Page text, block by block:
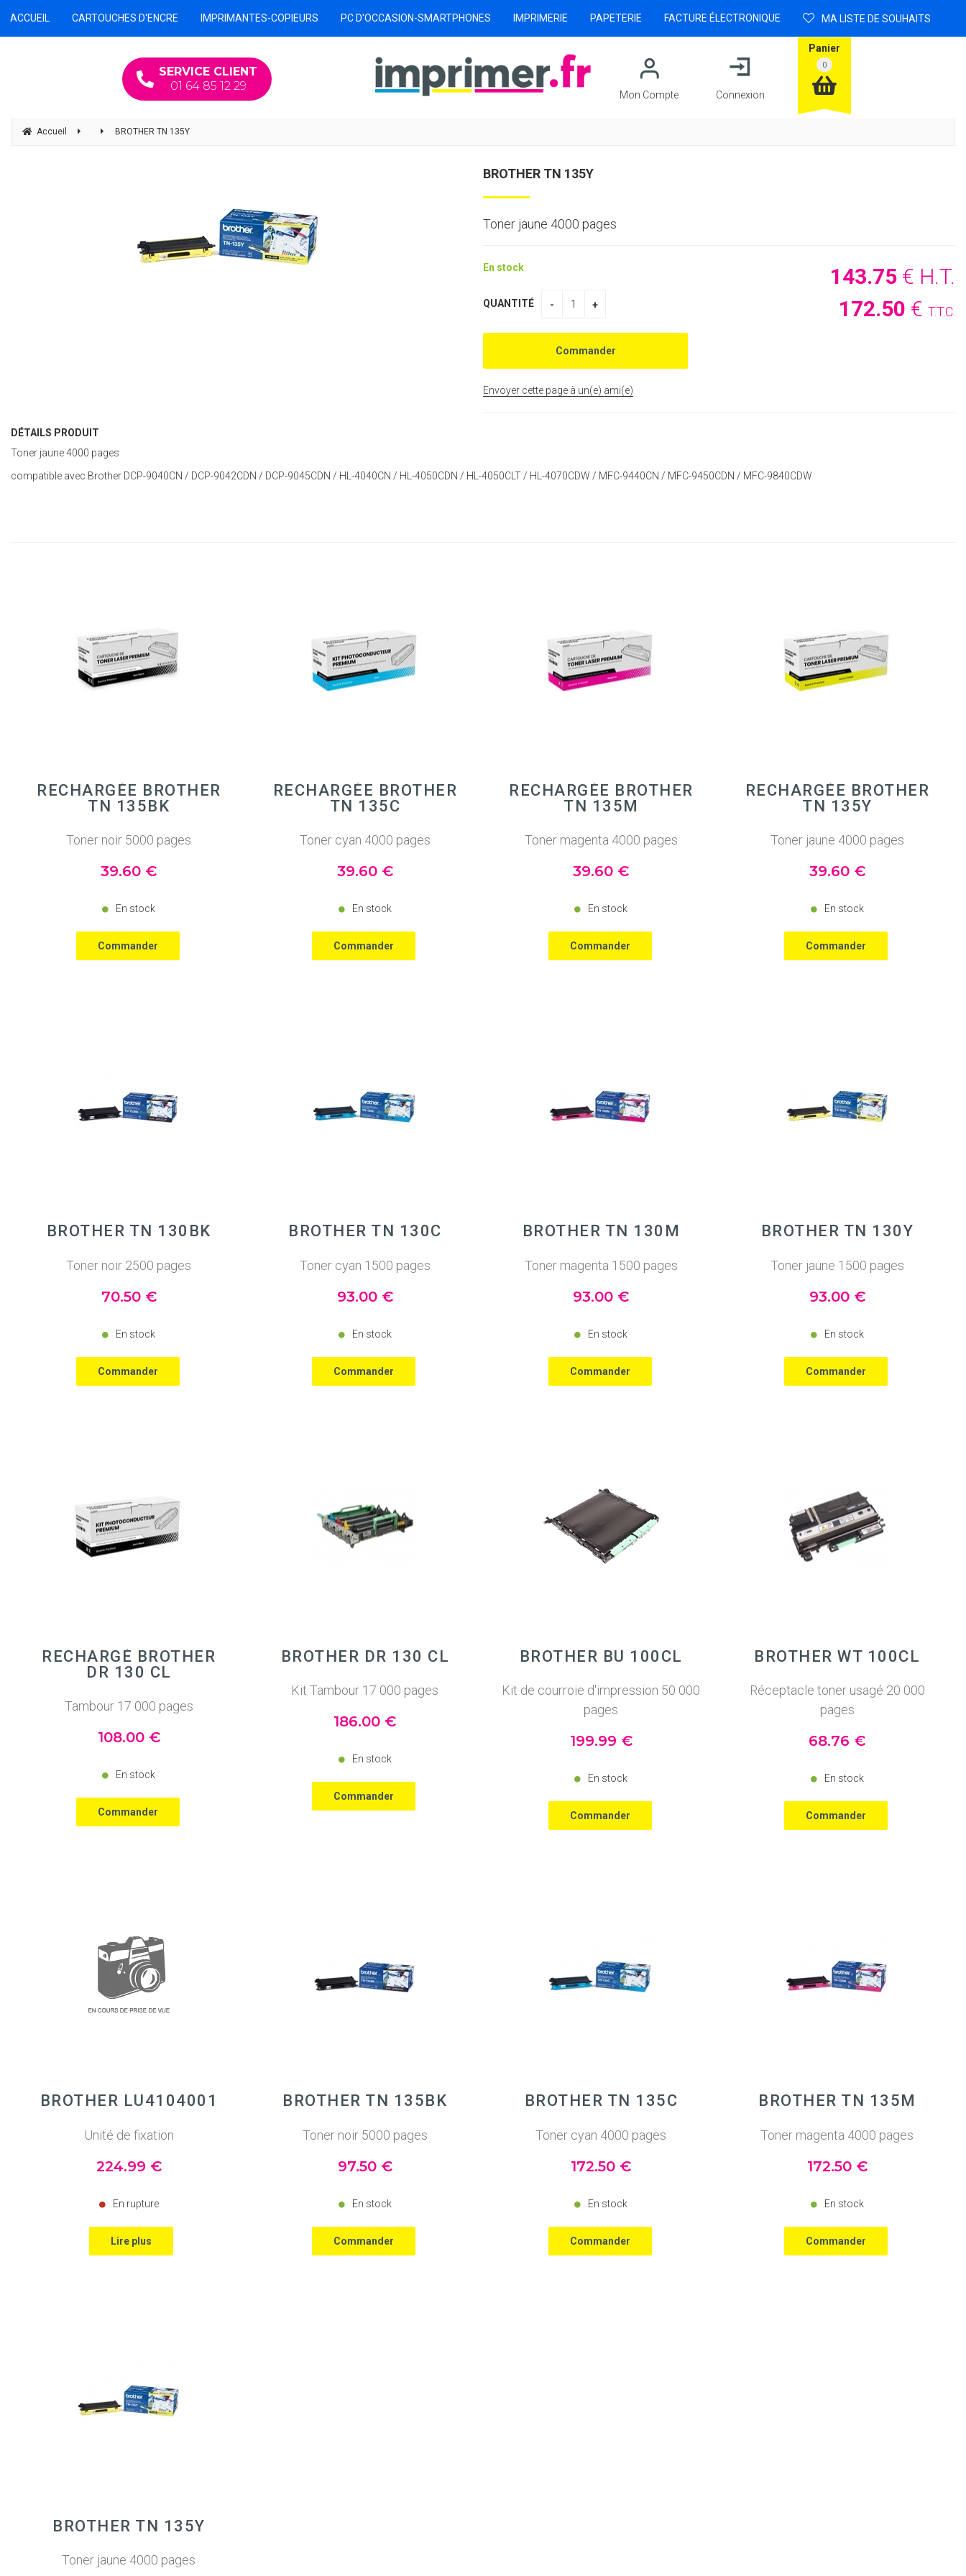
SERVICE CLIENT
01 64 85 12 29
Mon Compte Connexion
Panier
ACCUEIL CARTOUCHES D'ENCRE IMPRIMANTES-COPIEURS PC D'OCCASION-SMARTPHONES IMPRIMERIE PAPETERIE FACTURE ÉLECTRONIQUE MA LISTE DE SOUHAITS
Accueil BROTHER TN 135Y
BROTHER TN 135Y
Toner jaune 4000 pages
143.75 € H.T.
172.50 € T.T.C.
En stock
QUANTITÉ
Envoyer cette page à un(e) ami(e)
DÉTAILS PRODUIT
Toner jaune 4000 pages
compatible avec Brother DCP-9040CN / DCP-9042CDN / DCP-9045CDN / HL-4040CN / HL-4050CDN / HL-4050CLT / HL-4070CDW / MFC-9440CN / MFC-9450CDN / MFC-9840CDW
RECHARGÉE BROTHER
TN 135BK
Toner noir 5000 pages
39.60 €
En stock
RECHARGÉE BROTHER
TN 135C
Toner cyan 4000 pages
39.60 €
En stock
RECHARGÉE BROTHER
TN 135M
Toner magenta 4000 pages
39.60 €
En stock
RECHARGÉE BROTHER
TN 135Y
Toner jaune 4000 pages
39.60 €
En stock
BROTHER TN 130BK
Toner noir 2500 pages
70.50 €
En stock
BROTHER TN 130C
Toner cyan 1500 pages
93.00 €
En stock
BROTHER TN 130M
Toner magenta 1500 pages
93.00 €
En stock
BROTHER TN 130Y
Toner jaune 1500 pages
93.00 €
En stock
RECHARGÉ BROTHER
DR 130 CL
Tambour 17 000 pages
108.00 €
En stock
BROTHER DR 130 CL
Kit Tambour 17 000 pages
186.00 €
En stock
BROTHER BU 100CL
Kit de courroie d'impression 50 000
pages
199.99 €
En stock
BROTHER WT 100CL
Réceptacle toner usagé 20 000
pages
68.76 €
En stock
BROTHER LU4104001
Unité de fixation
224.99 €
En rupture
BROTHER TN 135BK
Toner noir 5000 pages
97.50 €
En stock
BROTHER TN 135C
Toner cyan 4000 pages
172.50 €
En stock
BROTHER TN 135M
Toner magenta 4000 pages
172.50 €
En stock
BROTHER TN 135Y
Toner jaune 4000 pages